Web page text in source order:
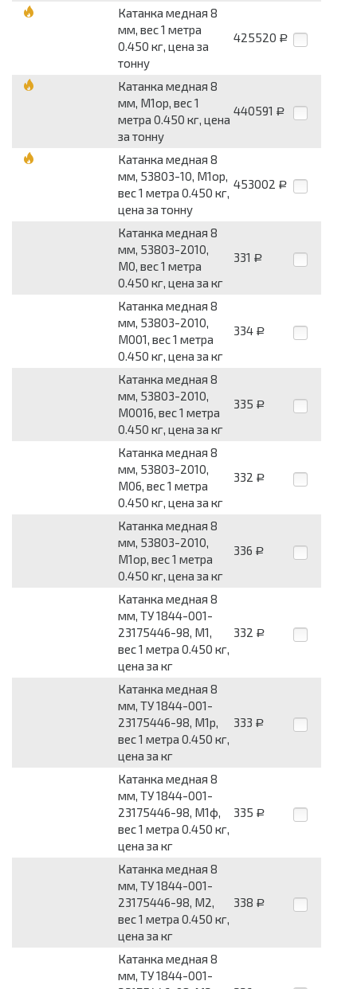
Катанка медная 8
мм, вес 1 метра
0.450 кг, цена за
тонну
425520 Р
Катанка медная 8
мм, М1ор, вес 1
метра 0.450 кг, цена
за тонну
440591 Р
Катанка медная 8
мм, 53803-10, М1ор,
вес 1 метра 0.450 кг,
цена за тонну
453002 Р
Катанка медная 8
мм, 53803-2010,
М0, вес 1 метра
0.450 кг, цена за кг
331 Р
Катанка медная 8
мм, 53803-2010,
М001, вес 1 метра
0.450 кг, цена за кг
334 Р
Катанка медная 8
мм, 53803-2010,
М0016, вес 1 метра
0.450 кг, цена за кг
335 Р
Катанка медная 8
мм, 53803-2010,
М06, вес 1 метра
0.450 кг, цена за кг
332 Р
Катанка медная 8
мм, 53803-2010,
М1ор, вес 1 метра
0.450 кг, цена за кг
336 Р
Катанка медная 8
мм, ТУ 1844-001-
23175446-98, М1,
вес 1 метра 0.450 кг,
цена за кг
332 Р
Катанка медная 8
мм, ТУ 1844-001-
23175446-98, М1р,
вес 1 метра 0.450 кг,
цена за кг
333 Р
Катанка медная 8
мм, ТУ 1844-001-
23175446-98, М1ф,
вес 1 метра 0.450 кг,
цена за кг
335 Р
Катанка медная 8
мм, ТУ 1844-001-
23175446-98, М2,
вес 1 метра 0.450 кг,
цена за кг
338 Р
Катанка медная 8
мм, ТУ 1844-001-